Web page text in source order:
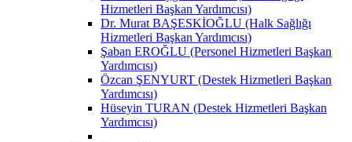
Hizmetleri Başkan Yardımcısı)
Dr. Murat BAŞESKİOĞLU (Halk Sağlığı
Hizmetleri Başkan Yardımcısı)
Şaban EROĞLU (Personel Hizmetleri Başkan
Yardımcısı)
Özcan ŞENYURT (Destek Hizmetleri Başkan
Yardımcısı)
Hüseyin TURAN (Destek Hizmetleri Başkan
Yardımcısı)